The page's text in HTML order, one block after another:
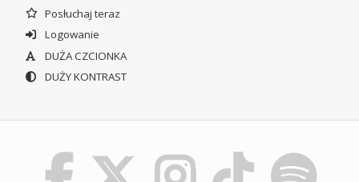
Posłuchaj teraz
Logowanie
DUŻA CZCIONKA
DUŻY KONTRAST